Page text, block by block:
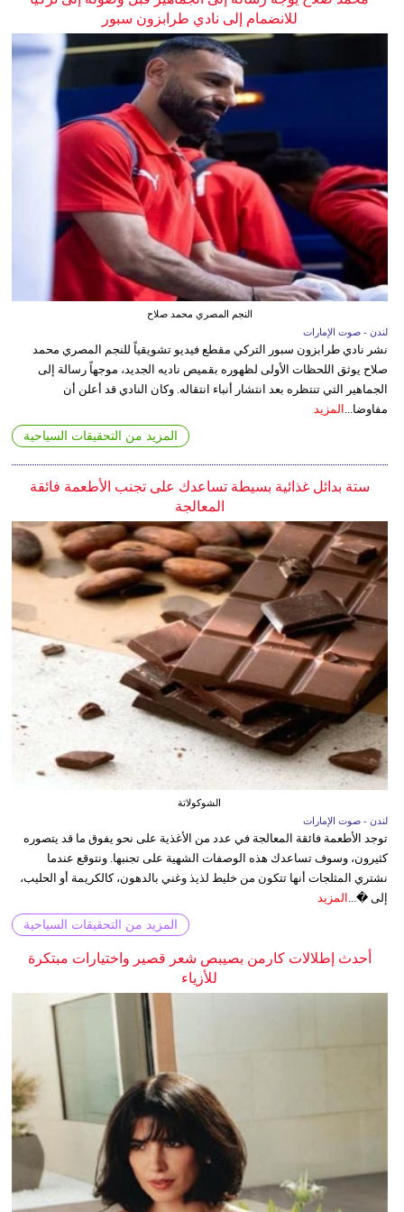
للانضمام إلى نادي طرابزون سبور
النجم المصري محمد صلاح
لندن - صوت الإمارات
نشر نادي طرابزون سبور التركي مقطع فيديو تشويقياً للنجم المصري محمد
صلاح يوثق اللحظات الأولى لظهوره بقميص ناديه الجديد، موجهاً رسالة إلى
الجماهير التي تنتظره بعد انتشار أنباء انتقاله. وكان النادي قد أعلن أن
مفاوضا... المزيد
المزيد من التحقيقات السياحية
ستة بدائل غذائية بسيطة تساعدك على تجنب الأطعمة فائقة
المعالجة
الشوكولاتة
لندن - صوت الإمارات
توجد الأطعمة فائقة المعالجة في عدد من الأغذية على نحو يفوق ما قد يتصوره
كثيرون، وسوف تساعدك هذه الوصفات الشهية على تجنبها. ونتوقع عندما
نشتري المثلجات أنها تتكون من خليط لذيذ وغني بالدهون، كالكريمة أو الحليب،
إلى �... المزيد
المزيد من التحقيقات السياحية
أحدث إطلالات كارمن بصيبص شعر قصير واختيارات مبتكرة
للأزياء